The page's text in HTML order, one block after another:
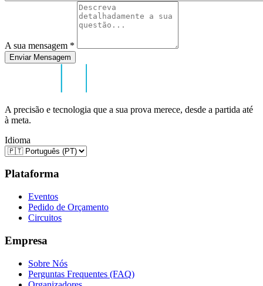
A sua mensagem *
Enviar Mensagem
A precisão e tecnologia que a sua prova merece, desde a partida até
à meta.
Idioma
Plataforma
Eventos
Pedido de Orçamento
Circuitos
Empresa
Sobre Nós
Perguntas Frequentes (FAQ)